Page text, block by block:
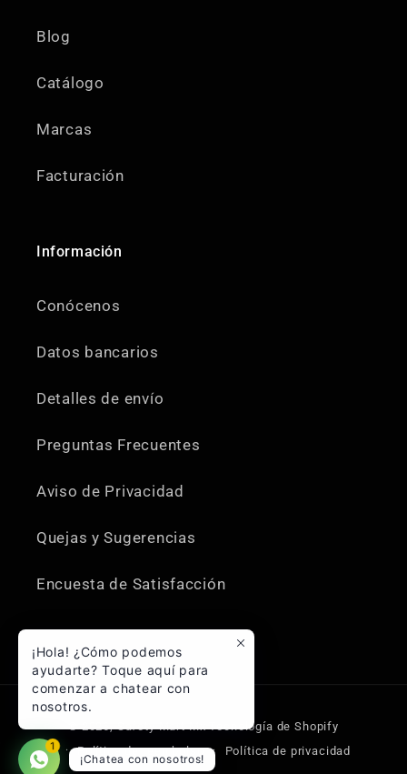
Blog
Catálogo
Marcas
Facturación
Información
Conócenos
Datos bancarios
Detalles de envío
Preguntas Frecuentes
Aviso de Privacidad
Quejas y Sugerencias
Encuesta de Satisfacción
pago
Tecnología de Shopify
Política de reembolso
Política de privacidad
¡Hola! ¿Cómo podemos
ayudarte? Toque aquí para
comenzar a chatear con
nosotros.
¡Chatea con nosotros!
1